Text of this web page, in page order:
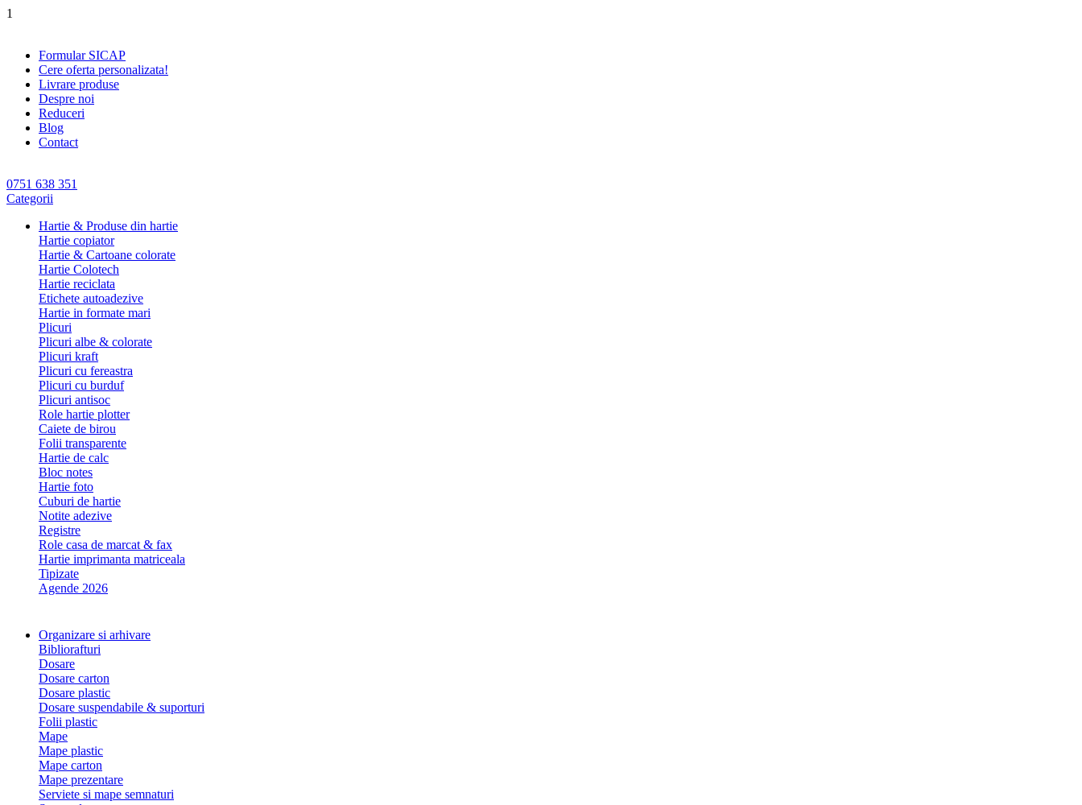
1
Formular SICAP
Cere oferta personalizata!
Livrare produse
Despre noi
Reduceri
Blog
Contact
0751 638 351
Categorii
Hartie & Produse din hartie
Hartie copiator
Hartie & Cartoane colorate
Hartie Colotech
Hartie reciclata
Etichete autoadezive
Hartie in formate mari
Plicuri
Plicuri albe & colorate
Plicuri kraft
Plicuri cu fereastra
Plicuri cu burduf
Plicuri antisoc
Role hartie plotter
Caiete de birou
Folii transparente
Hartie de calc
Bloc notes
Hartie foto
Cuburi de hartie
Notite adezive
Registre
Role casa de marcat & fax
Hartie imprimanta matriceala
Tipizate
Agende 2026
Organizare si arhivare
Bibliorafturi
Dosare
Dosare carton
Dosare plastic
Dosare suspendabile & suporturi
Folii plastic
Mape
Mape plastic
Mape carton
Mape prezentare
Serviete si mape semnaturi